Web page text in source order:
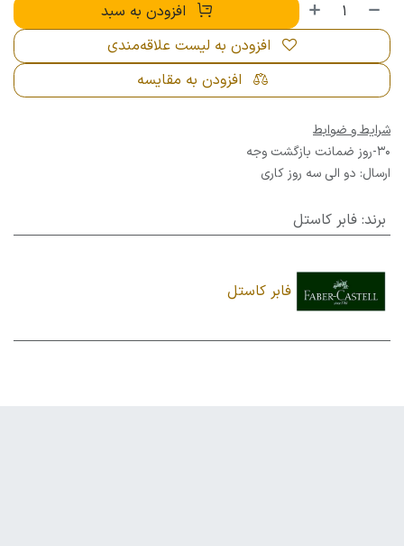
افزودن به سبد
افزودن به مقایسه
افزودن به لیست علاقه‌مندی
شرایط و ضوابط
30-روز ضمانت بازگشت وجه
ارسال: دو الی سه روز کاری
برند: فابر کاستل
فابر کاستل